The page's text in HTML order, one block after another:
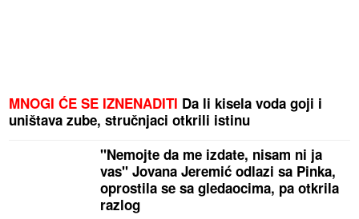
MNOGI ĆE SE IZNENADITI Da li kisela voda goji i
uništava zube, stručnjaci otkrili istinu
"Nemojte da me izdate, nisam ni ja
vas" Jovana Jeremić odlazi sa Pinka,
oprostila se sa gledaocima, pa otkrila
razlog